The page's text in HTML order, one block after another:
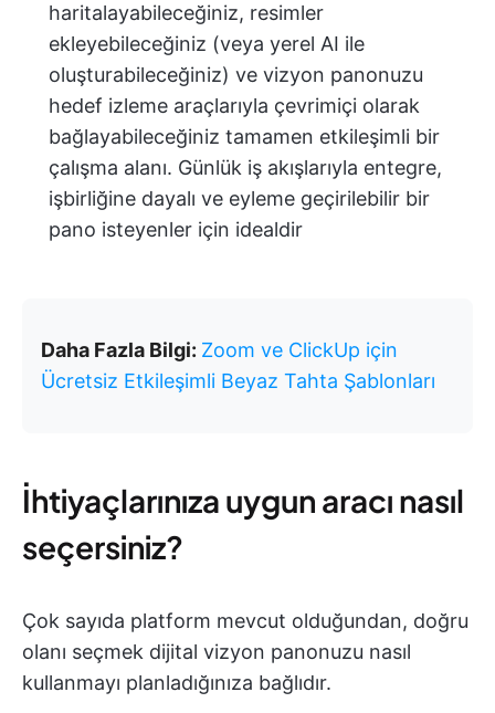
haritalayabileceğiniz, resimler
ekleyebileceğiniz (veya yerel AI ile
oluşturabileceğiniz) ve vizyon panonuzu
hedef izleme araçlarıyla çevrimiçi olarak
bağlayabileceğiniz tamamen etkileşimli bir
çalışma alanı. Günlük iş akışlarıyla entegre,
işbirliğine dayalı ve eyleme geçirilebilir bir
pano isteyenler için idealdir
Daha Fazla Bilgi: Zoom ve ClickUp için
Ücretsiz Etkileşimli Beyaz Tahta Şablonları
İhtiyaçlarınıza uygun aracı nasıl
seçersiniz?
Çok sayıda platform mevcut olduğundan, doğru
olanı seçmek dijital vizyon panonuzu nasıl
kullanmayı planladığınıza bağlıdır.